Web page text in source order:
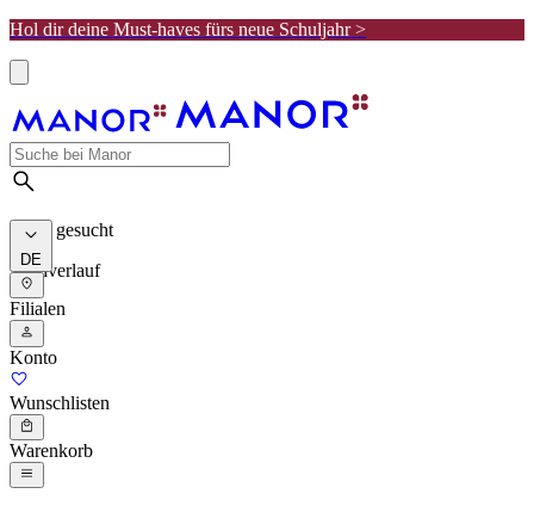
Hol dir deine Must-haves fürs neue Schuljahr >
Meist gesucht
Suchverlauf
DE
Filialen
Konto
Wunschlisten
Warenkorb